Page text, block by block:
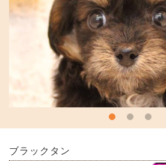
ブラックタン